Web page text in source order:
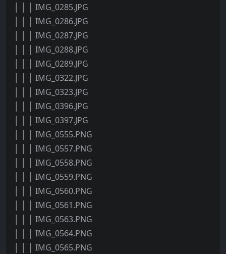
│ │ │ IMG_0285.JPG
│ │ │ IMG_0286.JPG
│ │ │ IMG_0287.JPG
│ │ │ IMG_0288.JPG
│ │ │ IMG_0289.JPG
│ │ │ IMG_0322.JPG
│ │ │ IMG_0323.JPG
│ │ │ IMG_0396.JPG
│ │ │ IMG_0397.JPG
│ │ │ IMG_0555.PNG
│ │ │ IMG_0557.PNG
│ │ │ IMG_0558.PNG
│ │ │ IMG_0559.PNG
│ │ │ IMG_0560.PNG
│ │ │ IMG_0561.PNG
│ │ │ IMG_0563.PNG
│ │ │ IMG_0564.PNG
│ │ │ IMG_0565.PNG